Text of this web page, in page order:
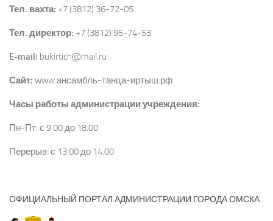
Тел. вахта: +7 (3812) 36-72-05
Тел. директор: +7 (3812) 95-74-53
E-mail: bukirtich@mail.ru
Сайт: www.ансамбль-танца-иртыш.рф
Часы работы администрации учреждения:
Пн-Пт: с 9.00 до 18.00
Перерыв: с 13.00 до 14.00
ОФИЦИАЛЬНЫЙ ПОРТАЛ АДМИНИСТРАЦИИ ГОРОДА ОМСКА